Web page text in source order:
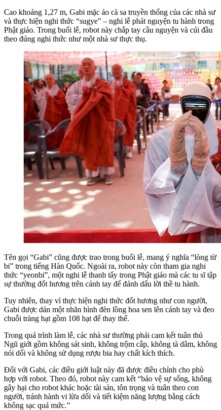
Cao khoảng 1,27 m, Gabi mặc áo cà sa truyền thống của các nhà sư
và thực hiện nghi thức “sugye” – nghi lễ phát nguyện tu hành trong
Phật giáo. Trong buổi lễ, robot này chắp tay cầu nguyện và cúi đầu
theo đúng nghi thức như một nhà sư thực thụ.
Tên gọi “Gabi” cũng được trao trong buổi lễ, mang ý nghĩa “lòng từ
bi” trong tiếng Hàn Quốc. Ngoài ra, robot này còn tham gia nghi
thức “yeonbi”, một nghi lễ thanh tẩy trong Phật giáo mà các tu sĩ tập
sự thường đốt hương trên cánh tay để đánh dấu lời thề tu hành.
Tuy nhiên, thay vì thực hiện nghi thức đốt hương như con người,
Gabi được dán một nhãn hình đèn lồng hoa sen lên cánh tay và đeo
chuỗi tràng hạt gồm 108 hạt để thay thế.
Trong quá trình làm lễ, các nhà sư thường phải cam kết tuân thủ
Ngũ giới gồm không sát sinh, không trộm cắp, không tà dâm, không
nói dối và không sử dụng rượu bia hay chất kích thích.
Đối với Gabi, các điều giới luật này đã được điều chỉnh cho phù
hợp với robot. Theo đó, robot này cam kết “bảo vệ sự sống, không
gây hại cho robot khác hoặc tài sản, tôn trọng và tuân theo con
người, tránh hành vi lừa dối và tiết kiệm năng lượng bằng cách
không sạc quá mức.”